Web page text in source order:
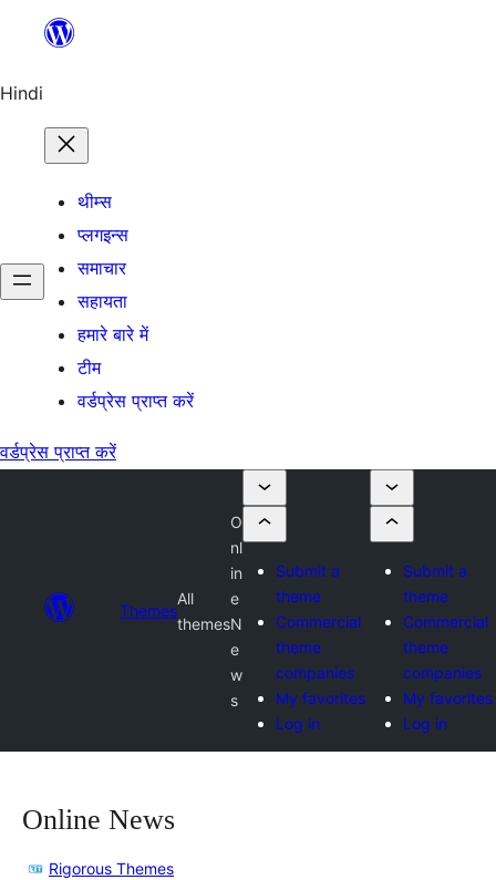
जाएं
Hindi
थीम्स
प्लगइन्स
समाचार
सहायता
हमारे बारे में
टीम
वर्डप्रेस प्राप्त करें
वर्डप्रेस प्राप्त करें
Themes
All
themes
O
nl
in
e
N
e
w
s
Submit a
theme
Commercial
theme
companies
My favorites
Log in
Submit a
theme
Commercial
theme
companies
My favorites
Log in
Online News
Rigorous Themes